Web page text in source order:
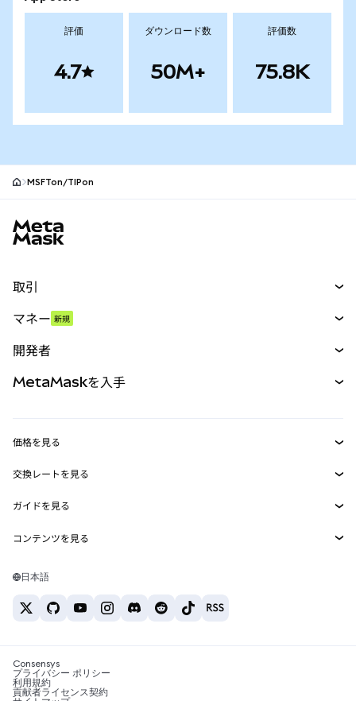
評価
4.7
ダウンロード数
50M+
評価数
75.8K
MSFTon/TIPon
取引
パーペチュアル
RWA
マネー 新規
開発者
MetaMask Connect
Snaps
Web3サービス
MetaMaskを入手
セキュリティ
サポート
キャリア
お問い合わせ
価格を見る
イーサリアムの価格
Solanaの価格
Tetherの価格
交換レートを見る
ETH→USD
USDT→INR
BTC→INR
ETH→USDT
ガイドを見る
ETHの購入
USDTの購入
SHIBの購入
BNBの購入
コンテンツを見る
Solanaウォレット
税制関連ニュース
暗号資産の購入方法は？
日本語
Consensys
プライバシー ポリシー
利用規約
貢献者ライセンス契約